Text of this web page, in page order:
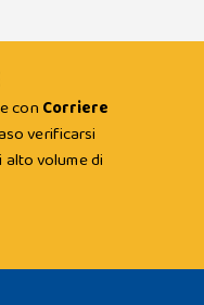
con Corriere
verificarsi
volume di